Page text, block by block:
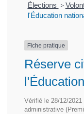
Élections >
l'Éducation
Fiche pratique
Réserve
Vérifié le 28/12/
administrative